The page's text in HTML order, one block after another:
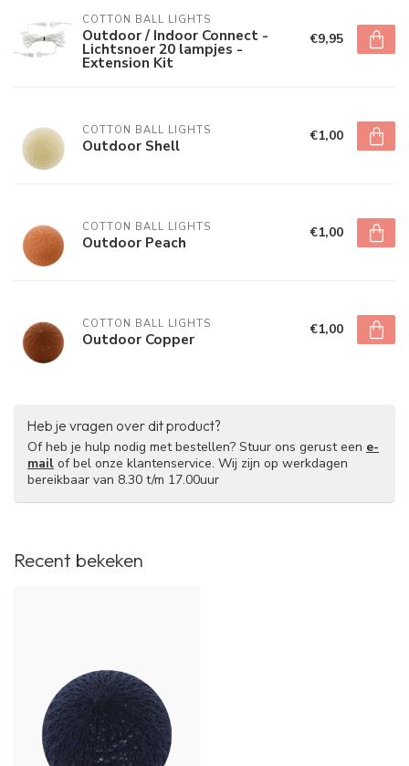
COTTON BALL LIGHTS
Outdoor / Indoor Connect -
Lichtsnoer 20 lampjes -
Extension Kit
€9,95
COTTON BALL LIGHTS
Outdoor Shell €1,00
COTTON BALL LIGHTS
Outdoor Peach €1,00
COTTON BALL LIGHTS
Outdoor Copper €1,00
Heb je vragen over dit product?
Of heb je hulp nodig met bestellen? Stuur ons gerust een e-
mail of bel onze klantenservice. Wij zijn op werkdagen
bereikbaar van 8.30 t/m 17.00uur
Recent bekeken